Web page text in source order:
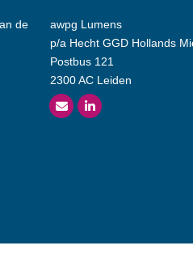
de
awpg Lumens
p/a Hecht GGD Hollands
Postbus 121
2300 AC Leiden